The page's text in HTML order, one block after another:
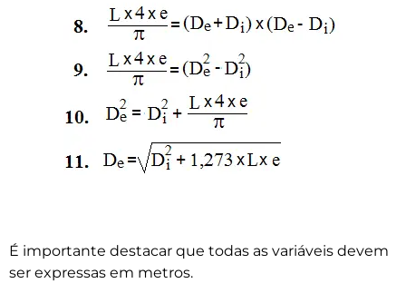
É importante destacar que todas as variáveis devem
ser expressas em metros.